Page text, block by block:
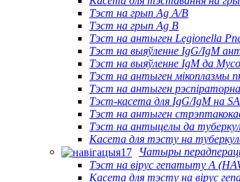
Тэст на грып Ag A/B
Тэст на грып Ag B
Тэст на антыген Legionella
Тэст на выяўленне IgG/IgM
Тэст на выяўленне IgM да
Тэст на антыген мікоплазмы
Тэст на антыген
Тэст-касета для IgG/IgM на
Тэст на антыген
Тэст на антыцелы да
Касета для тэсту на
Чатыры
Тэст на вірус гепатыту А
Касета для тэсту на вірус